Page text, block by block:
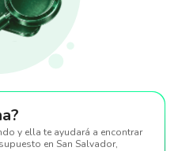
y ella te ayudará a encontrar
en San Salvador,